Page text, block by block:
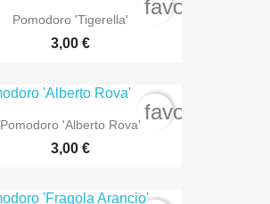
Pomodoro 'Tigerella'
3,00 €
Pomodoro 'Alberto Rova'
3,00 €